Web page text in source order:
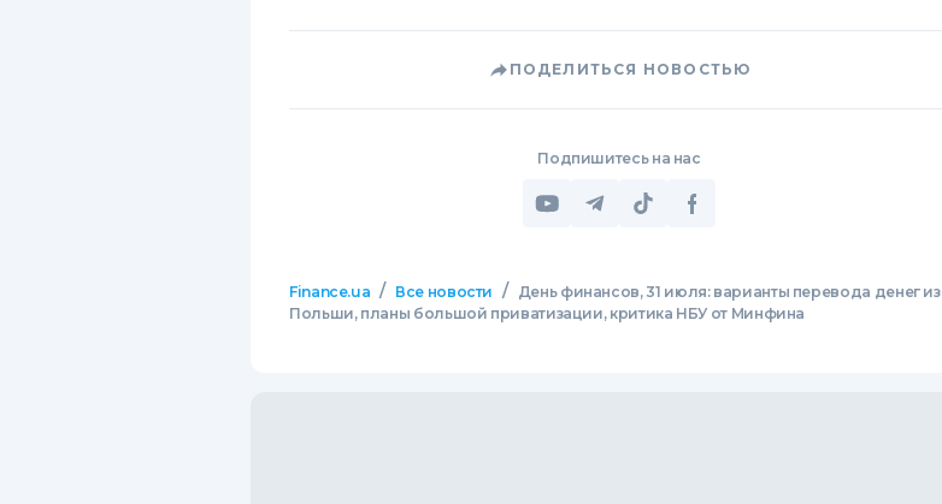
ПОДЕЛИТЬСЯ НОВОСТЬЮ
Подпишитесь на нас
Finance.ua / Все новости /
День финансов, 31 июля: варианты перевода денег из
Польши, планы большой приватизации, критика НБУ от Минфина